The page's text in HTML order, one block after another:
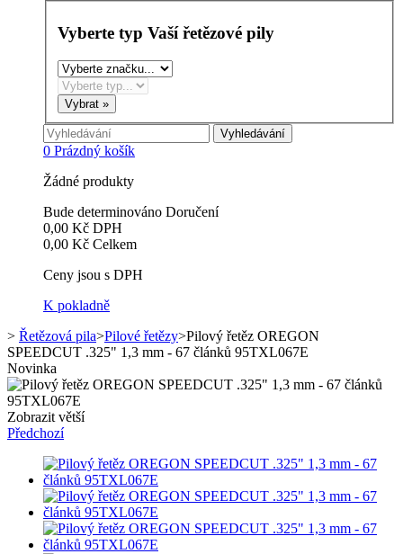
Vyberte typ Vaší řetězové pily
Vyhledávání
0 Prázdný košík
Žádné produkty
Bude determinováno Doručení
0,00 Kč DPH
0,00 Kč Celkem
Ceny jsou s DPH
K pokladně
> Řetězová pila>Pilové řetězy>Pilový řetěz OREGON
SPEEDCUT .325" 1,3 mm - 67 článků 95TXL067E
Novinka
Zobrazit větší
Předchozí